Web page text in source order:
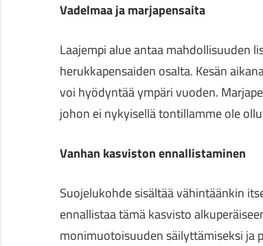
Vadelmaa ja marjapensaita
Laajempi alue antaa mahdollisuuden
herukkapensaiden osalta. Kesän
voi hyödyntää ympäri vuoden.
johon ei nykyisellä tontillamme ole
Vanhan kasviston ennallistaminen
Suojelukohde sisältää vähintäänkin
ennallistaa tämä kasvisto
monimuotoisuuden säilyttämiseksi ja